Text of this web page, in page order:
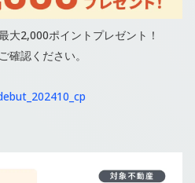
大2,000ポイントプレゼント！
確認ください。